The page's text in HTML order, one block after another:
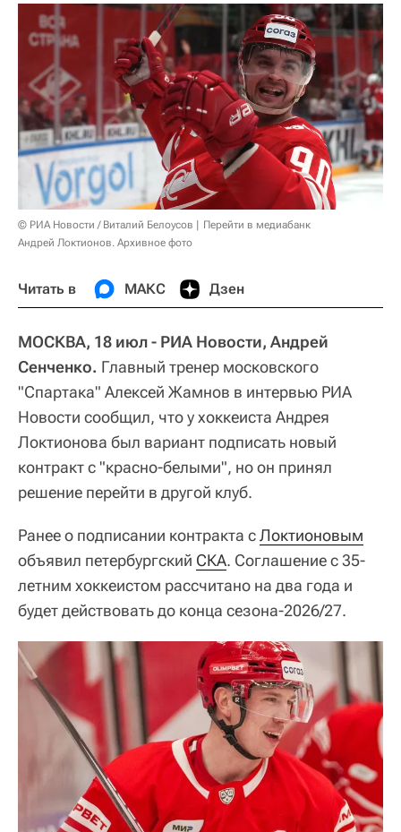
© РИА Новости / Виталий Белоусов
Перейти в медиабанк
Андрей Локтионов. Архивное фото
Читать в МАКС Дзен
МОСКВА, 18 июл - РИА Новости, Андрей
Сенченко. Главный тренер московского
"Спартака" Алексей Жамнов в интервью РИА
Новости сообщил, что у хоккеиста Андрея
Локтионова был вариант подписать новый
контракт с "красно-белыми", но он принял
решение перейти в другой клуб.
Ранее о подписании контракта сЛоктионовым
объявил петербургский СКА. Соглашение с 35-
летним хоккеистом рассчитано на два года и
будет действовать до конца сезона-2026/27.